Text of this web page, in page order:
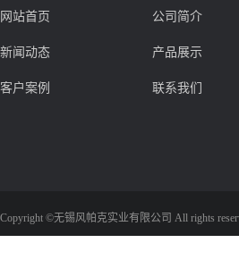
网站首页 公司简介
新闻动态 产品展示
客户案例 联系我们
Copyright ©无锡风帕克实业有限公司 All rights